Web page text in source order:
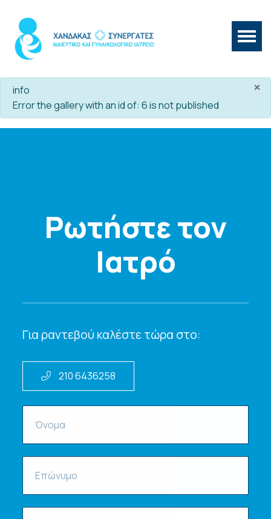
×
info
Error the gallery with an id of: 6 is not published
Ρωτήστε τον
Ιατρό
Για ραντεβού καλέστε τώρα στο:
210 6436258